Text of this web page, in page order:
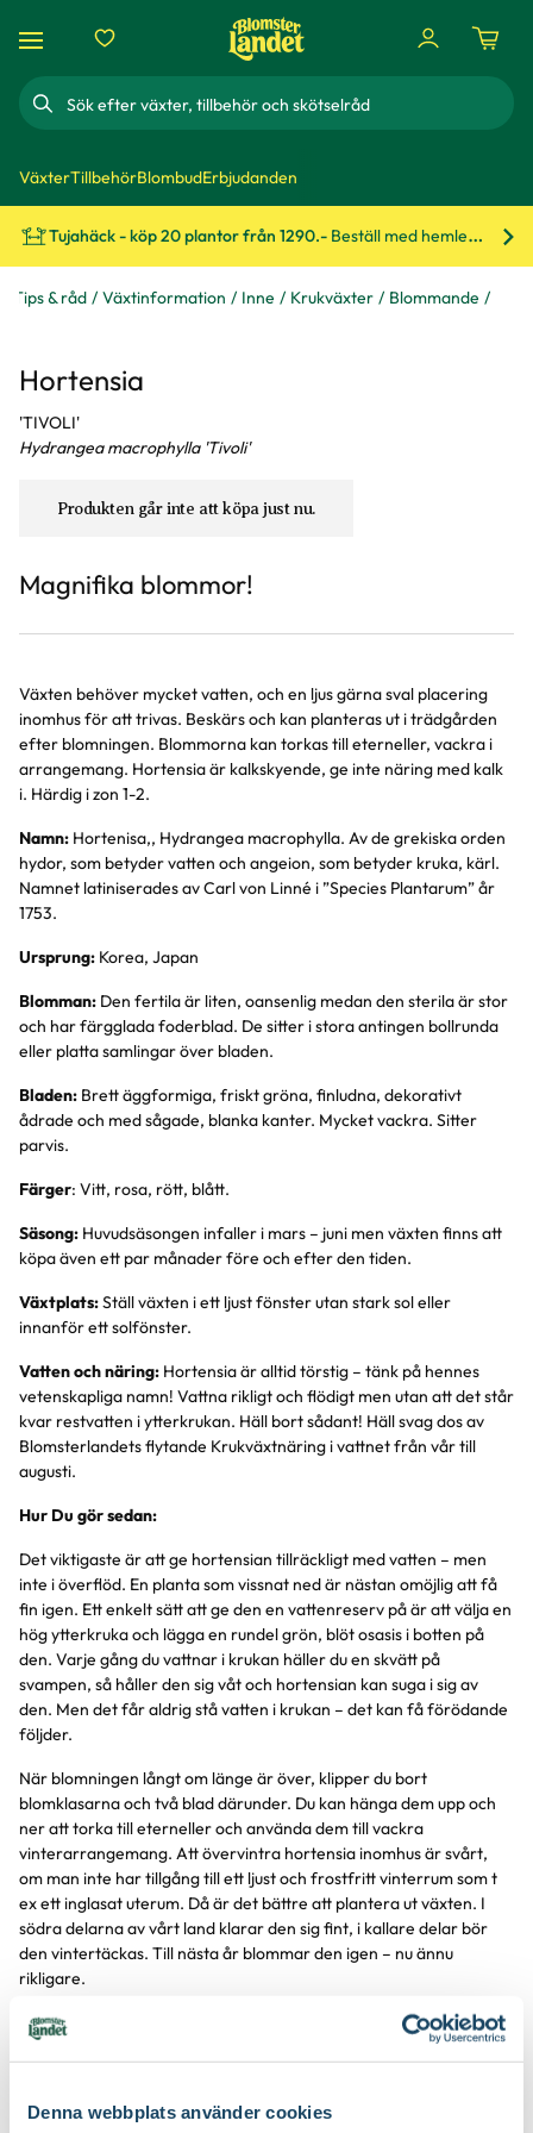
Denna webbplats använder cookies
Sök
VäxterTillbehörBlombudErbjudanden
Tujahäck - köp 20 plantor från 1290.- Beställ med hemleverans!
Tips & råd Växtinformation Inne Krukväxter Blommande
Hortensia
'TIVOLI'
Hydrangea macrophylla 'Tivoli'
Produkten går inte att köpa just nu.
Magnifika blommor!
Växten behöver mycket vatten, och en ljus gärna sval placering
inomhus för att trivas. Beskärs och kan planteras ut i trädgården
efter blomningen. Blommorna kan torkas till eterneller, vackra i
arrangemang. Hortensia är kalkskyende, ge inte näring med kalk
i. Härdig i zon 1-2.
Namn: Hortenisa,, Hydrangea macrophylla. Av de grekiska orden
hydor, som betyder vatten och angeion, som betyder kruka, kärl.
Namnet latiniserades av Carl von Linné i ”Species Plantarum” år
1753.
Ursprung: Korea, Japan
Blomman: Den fertila är liten, oansenlig medan den sterila är stor
och har färgglada foderblad. De sitter i stora antingen bollrunda
eller platta samlingar över bladen.
Bladen: Brett äggformiga, friskt gröna, finludna, dekorativt
ådrade och med sågade, blanka kanter. Mycket vackra. Sitter
parvis.
Färger: Vitt, rosa, rött, blått.
Säsong: Huvudsäsongen infaller i mars – juni men växten finns att
köpa även ett par månader före och efter den tiden.
Växtplats:Ställ växten i ett ljust fönster utan stark sol eller
innanför ett solfönster.
Vatten och näring: Hortensia är alltid törstig – tänk på hennes
vetenskapliga namn! Vattna rikligt och flödigt men utan att det står
kvar restvatten i ytterkrukan. Häll bort sådant! Häll svag dos av
Blomsterlandets flytande Krukväxtnäring i vattnet från vår till
augusti.
Hur Du gör sedan:
Det viktigaste är att ge hortensian tillräckligt med vatten – men
inte i överflöd. En planta som vissnat ned är nästan omöjlig att få
fin igen. Ett enkelt sätt att ge den en vattenreserv på är att välja en
hög ytterkruka och lägga en rundel grön, blöt osasis i botten på
den. Varje gång du vattnar i krukan häller du en skvätt på
svampen, så håller den sig våt och hortensian kan suga i sig av
den. Men det får aldrig stå vatten i krukan – det kan få förödande
följder.
När blomningen långt om länge är över, klipper du bort
blomklasarna och två blad därunder. Du kan hänga dem upp och
ner att torka till eterneller och använda dem till vackra
vinterarrangemang. Att övervintra hortensia inomhus är svårt,
om man inte har tillgång till ett ljust och frostfritt vinterrum som t
ex ett inglasat uterum. Då är det bättre att plantera ut växten. I
södra delarna av vårt land klarar den sig fint, i kallare delar bör
den vintertäckas. Till nästa år blommar den igen – nu ännu
rikligare.
Värt att veta:
Den franske botanisten Philibert de Commerson skulle följa med
1766-69. Han var nyförlovad med Hortensia Baret, som inte kunde